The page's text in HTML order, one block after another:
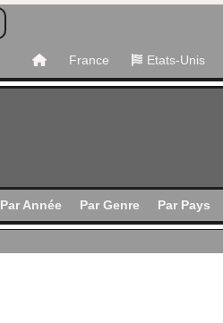
France Etats-Unis
Par Année Par Genre Par Pays